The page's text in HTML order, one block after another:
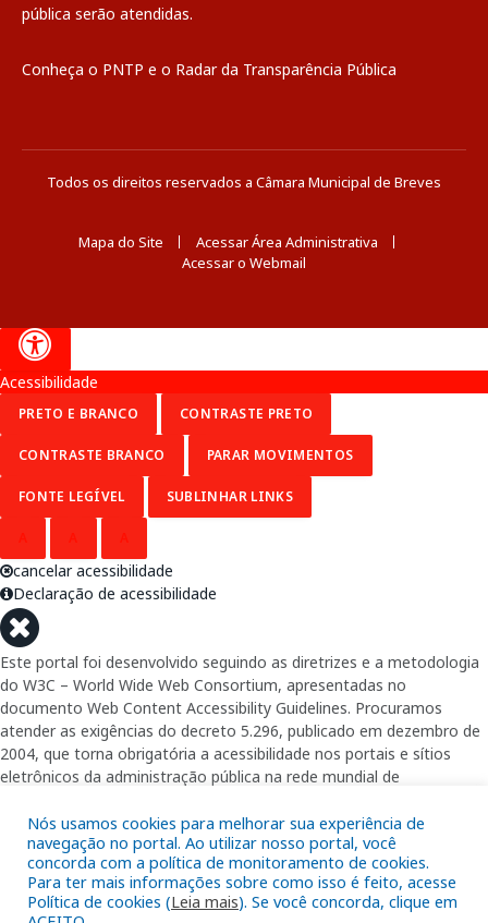
pública serão atendidas.
Conheça o PNTP e o Radar da Transparência Pública
Todos os direitos reservados a Câmara Municipal de Breves
Mapa do Site
Acessar Área Administrativa
Acessar o Webmail
Nós usamos cookies para melhorar sua experiência de
navegação no portal. Ao utilizar nosso portal, você
concorda com a política de monitoramento de cookies.
Para ter mais informações sobre como isso é feito, acesse
Política de cookies (Leia mais). Se você concorda, clique em
Acessibilidade
PRETO E BRANCO CONTRASTE PRETO
CONTRASTE BRANCO PARAR MOVIMENTOS
FONTE LEGÍVEL SUBLINHAR LINKS
cancelar acessibilidade
Declaração de acessibilidade
Este portal foi desenvolvido seguindo as diretrizes e a metodologia
do W3C – World Wide Web Consortium, apresentadas no
documento Web Content Accessibility Guidelines. Procuramos
atender as exigências do decreto 5.296, publicado em dezembro de
2004, que torna obrigatória a acessibilidade nos portais e sítios
eletrônicos da administração pública na rede mundial de
garantindo-lhes o pleno acesso aos conteúdos disponíveis.
Além de validações automáticas, foram realizados testes em
diversos navegadores e através do utilitário de acesso a Internet do
DOSVOX, sistema operacional destinado deficientes visuais.